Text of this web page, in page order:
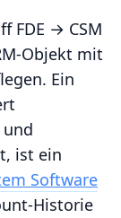
FDE → CSM
mit
Ein
und
ist ein
Software